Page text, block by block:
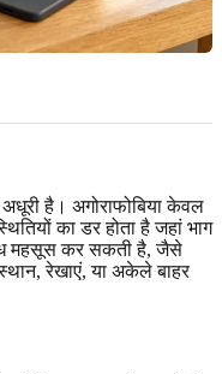
अधूरी है। अगोराफोबिया केवल
का डर होता है जहां भाग
महसूस कर सकती है, जैसे
रेखाएं, या अकेले बाहर